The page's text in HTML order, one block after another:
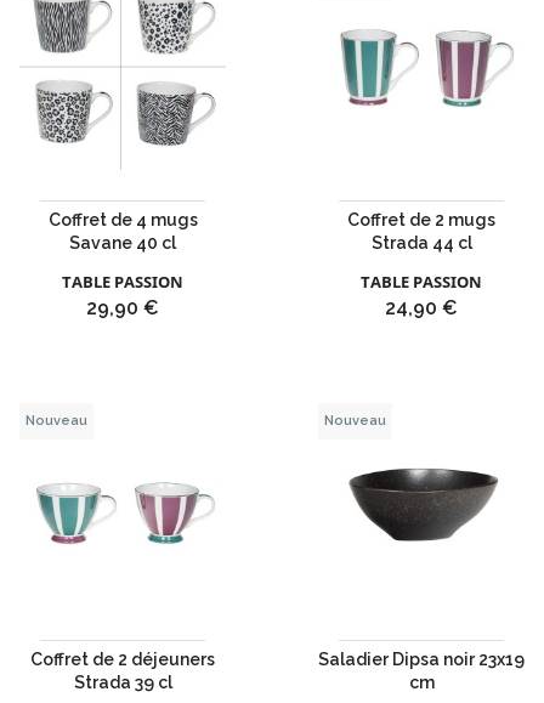
Coffret de 4 mugs
Savane 40 cl
TABLE PASSION
Prix
29,90 €
Coffret de 2 mugs
Strada 44 cl
TABLE PASSION
Prix
24,90 €
Coffret de 2 déjeuners
Strada 39 cl
Nouveau
Saladier Dipsa noir 23x19
cm
Nouveau